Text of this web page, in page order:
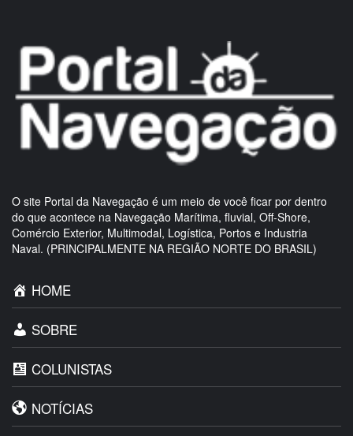
O site Portal da Navegação é um meio de você ficar por dentro
do que acontece na Navegação Marítima, fluvial, Off-Shore,
Comércio Exterior, Multimodal, Logística, Portos e Industria
Naval. (PRINCIPALMENTE NA REGIÃO NORTE DO BRASIL)
HOME
SOBRE
COLUNISTAS
NOTÍCIAS